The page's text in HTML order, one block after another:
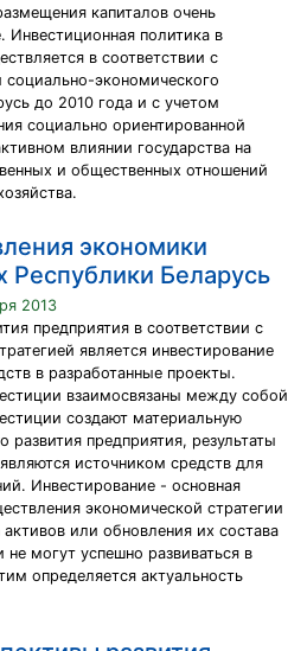
капиталов очень
Инвестиционная политика в
в соответствии с
экономического
до 2010 года и с учетом
социально ориентированной
влиянии государства на
и общественных отношений
экономики
Республики Беларусь
2013
предприятия в соответствии с
является инвестирование
в разработанные проекты.
взаимосвязаны между собой
создают материальную
развития предприятия, результаты
источником средств для
Инвестирование - основная
экономической стратегии
или обновления их состава
могут успешно развиваться в
определяется актуальность